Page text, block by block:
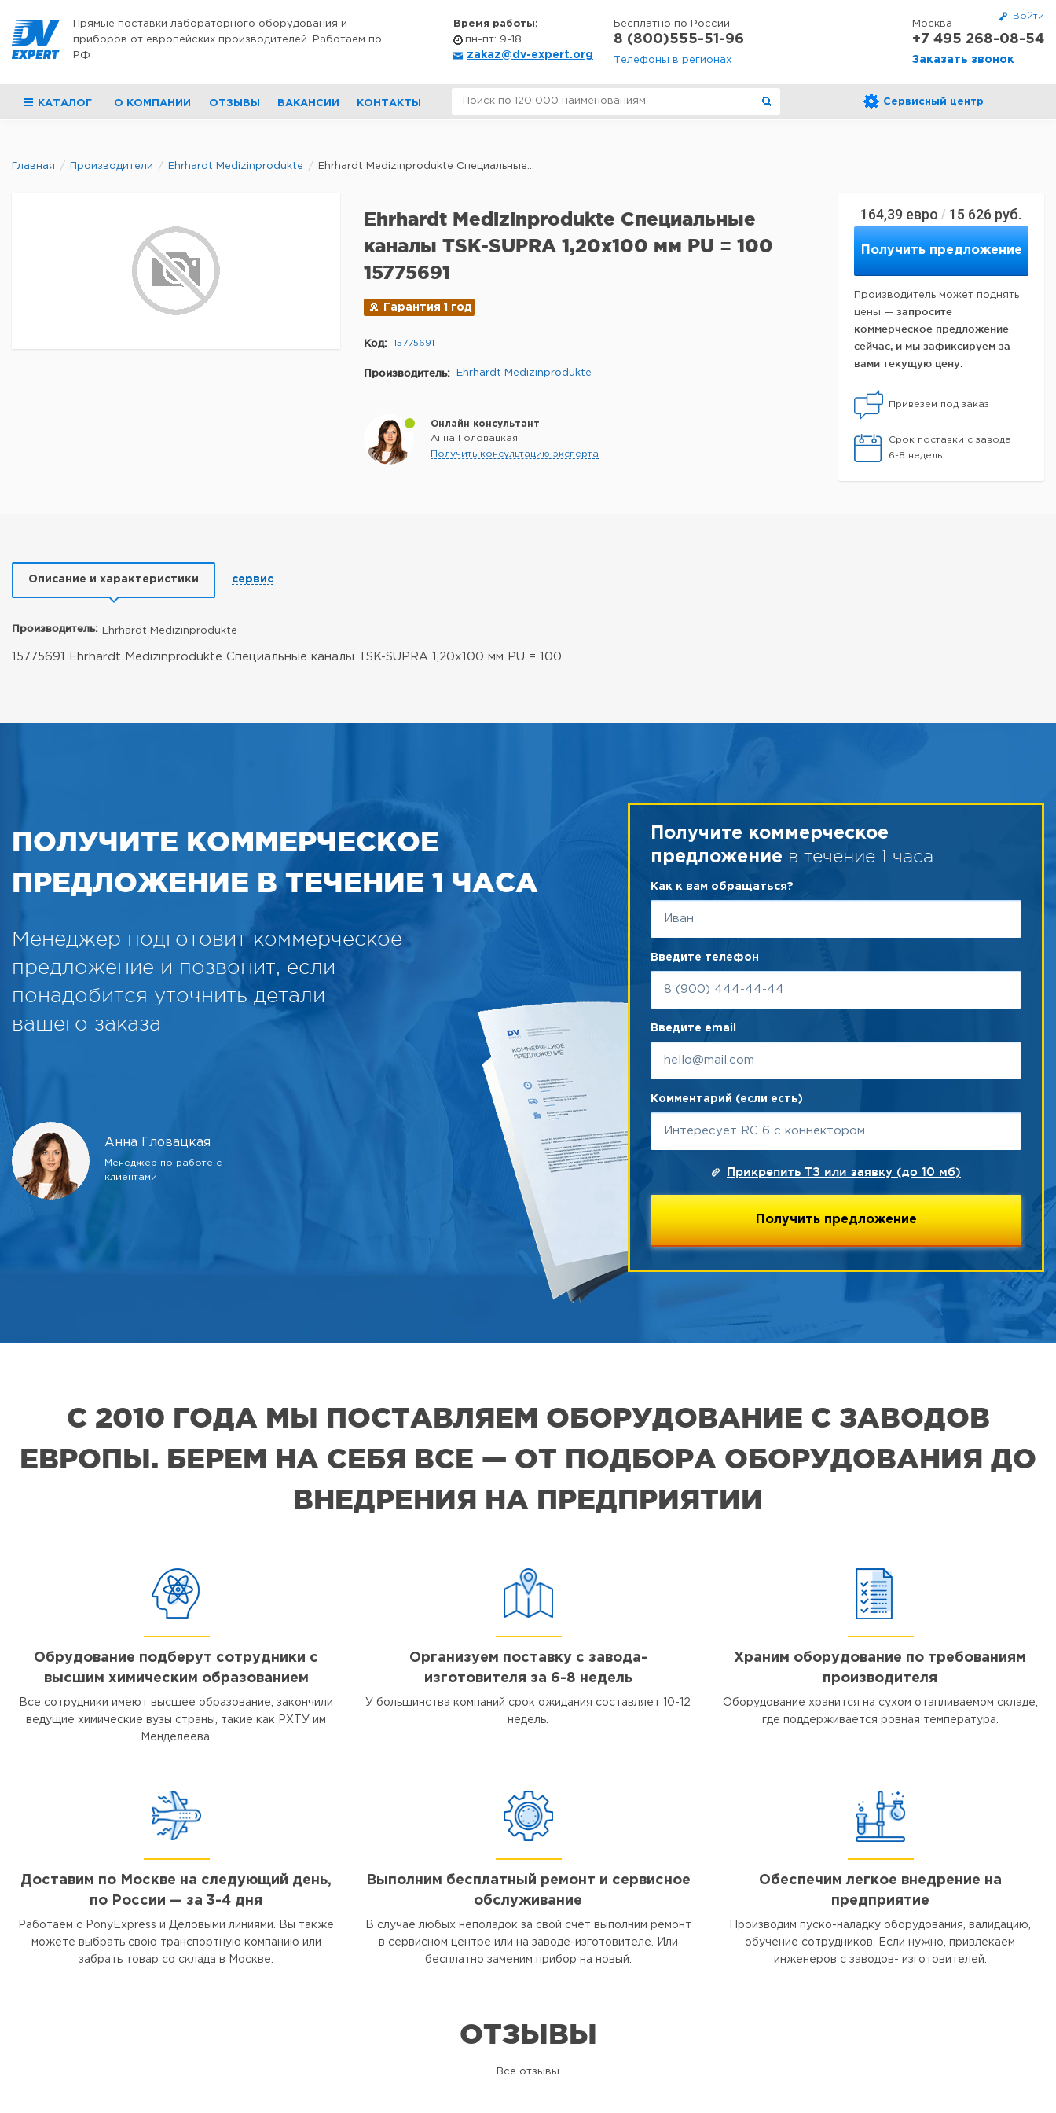
Войти
Прямые поставки лабораторного оборудования и
приборов от европейских производителей. Работаем по
РФ
Время работы:
пн-пт: 9-18
zakaz@dv-expert.org
Бесплатно по России
8 (800)555-51-96
Телефоны в регионах
Москва
+7 495 268-08-54
Заказать звонок
КАТАЛОГ О КОМПАНИИ ОТЗЫВЫ ВАКАНСИИ КОНТАКТЫ Сервисный центр
Главная Производители Ehrhardt Medizinprodukte Ehrhardt Medizinprodukte Специальные...
164,39 евро / 15 626 руб.
Получить предложение
Производитель может поднять
цены — запросите
коммерческое предложение
сейчас, и мы зафиксируем за
вами текущую цену.
Привезем под заказ
Срок поставки с завода
6-8 недель
Ehrhardt Medizinprodukte Специальные
каналы TSK-SUPRA 1,20x100 мм PU = 100
15775691
Гарантия 1 год
Код: 15775691
Производитель: Ehrhardt Medizinprodukte
Онлайн консультант
Анна Головацкая
Получить консультацию эксперта
Описание и характеристики сервис
Производитель: Ehrhardt Medizinprodukte
15775691 Ehrhardt Medizinprodukte Специальные каналы TSK-SUPRA 1,20x100 мм PU = 100
ПОЛУЧИТЕ КОММЕРЧЕСКОЕ
ПРЕДЛОЖЕНИЕ В ТЕЧЕНИЕ 1 ЧАСА
Менеджер подготовит коммерческое
предложение и позвонит, если
понадобится уточнить детали
вашего заказа
Анна Гловацкая
Менеджер по работе с
клиентами
Получите коммерческое
предложение в течение 1 часа
Как к вам обращаться?
Введите телефон
Введите email
Комментарий (если есть)
Прикрепить ТЗ или заявку (до 10 мб)
С 2010 ГОДА МЫ ПОСТАВЛЯЕМ ОБОРУДОВАНИЕ С ЗАВОДОВ
ЕВРОПЫ. БЕРЕМ НА СЕБЯ ВСЕ — ОТ ПОДБОРА ОБОРУДОВАНИЯ ДО
ВНЕДРЕНИЯ НА ПРЕДПРИЯТИИ
Обрудование подберут сотрудники с
высшим химическим образованием
Все сотрудники имеют высшее образование, закончили
ведущие химические вузы страны, такие как РХТУ им
Менделеева.
Организуем поставку с завода-
изготовителя за 6-8 недель
У большинства компаний срок ожидания составляет 10-12
недель.
Храним оборудование по требованиям
производителя
Оборудование хранится на сухом отапливаемом складе,
где поддерживается ровная температура.
Доставим по Москве на следующий день,
по России — за 3-4 дня
Работаем с PonyExpress и Деловыми линиями. Вы также
можете выбрать свою транспортную компанию или
забрать товар со склада в Москве.
Выполним бесплатный ремонт и сервисное
обслуживание
В случае любых неполадок за свой счет выполним ремонт
в сервисном центре или на заводе-изготовителе. Или
бесплатно заменим прибор на новый.
Обеспечим легкое внедрение на
предприятие
Производим пуско-наладку оборудования, валидацию,
обучение сотрудников. Если нужно, привлекаем
инженеров с заводов- изготовителей.
ОТЗЫВЫ
Все отзывы